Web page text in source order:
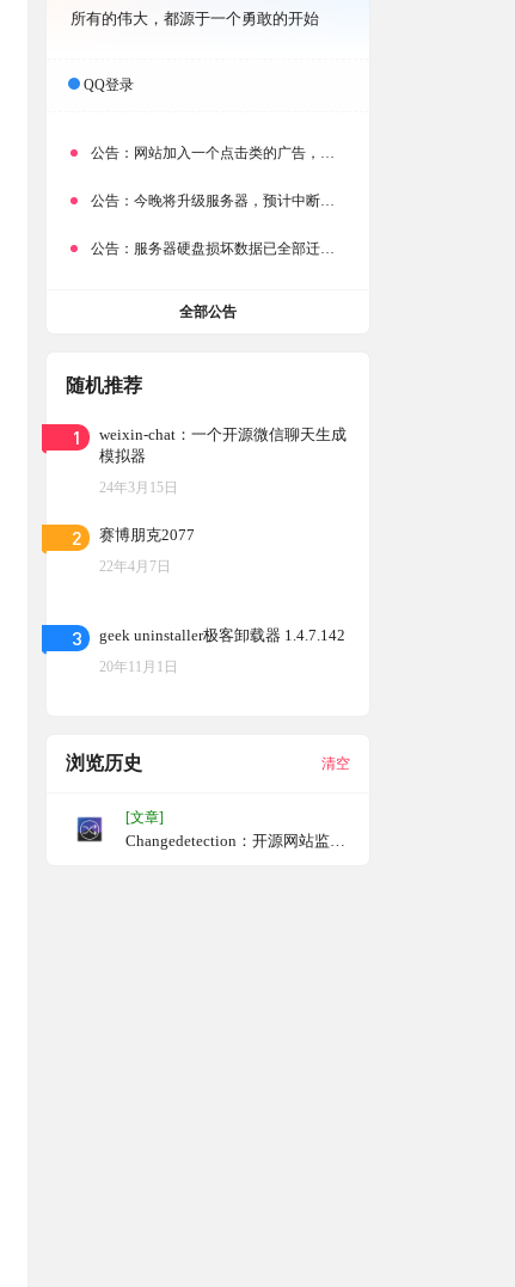
所有的伟大，都源于一个勇敢的开始
QQ登录
公告： 网站加入一个点击类的广告，大家点击下载按钮需要注意
公告： 今晚将升级服务器，预计中断时常为1分钟
公告： 服务器硬盘损坏数据已全部迁移备份，网站恢复完成！
全部公告
随机推荐
1
weixin-chat：一个开源微信聊天生成
模拟器
24年3月15日
2 赛博朋克2077
22年4月7日
3 geek uninstaller极客卸载器 1.4.7.142
20年11月1日
浏览历史 清空
[文章]
Changedetection：开源网站监控